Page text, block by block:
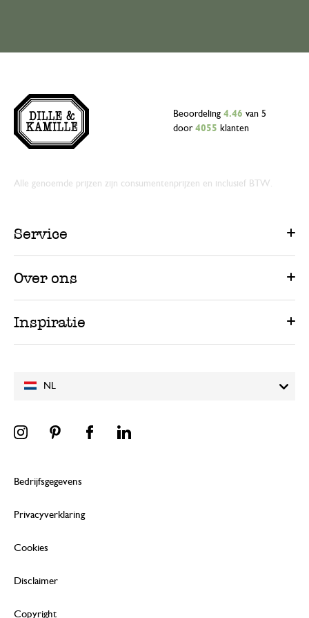
NL
Beoordeling 4.46 van 5
door 4055 klanten
Alle genoemde prijzen zijn consumentenprijzen en inclusief BTW.
Service
Over ons
Inspiratie
Bedrijfsgegevens
Privacyverklaring
Cookies
Disclaimer
Copyright